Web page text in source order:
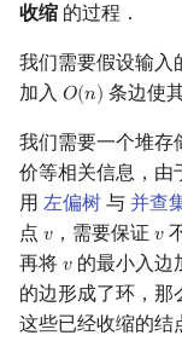
收缩 的过程．
我们需要假设输入
加入 𝑂(𝑛)
O(n) 条边使
我们需要一个堆存
价等相关信息，由
用 左偏树 与 并查
点 𝑣
v，需要保证 𝑣
v
再将 𝑣
v的最小入边
的边形成了环，那
这些已经收缩的结